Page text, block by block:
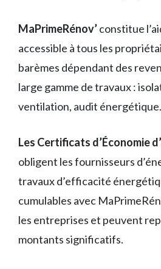
MaPrimeRénov’constitue
accessible à tous les
barèmes dépendant des
large gamme de travaux :
ventilation, audit énergétique.
Les Certificats d’Économie
obligent les fournisseurs
travaux d’efficacité
cumulables avec
les entreprises et peuvent
montants significatifs.